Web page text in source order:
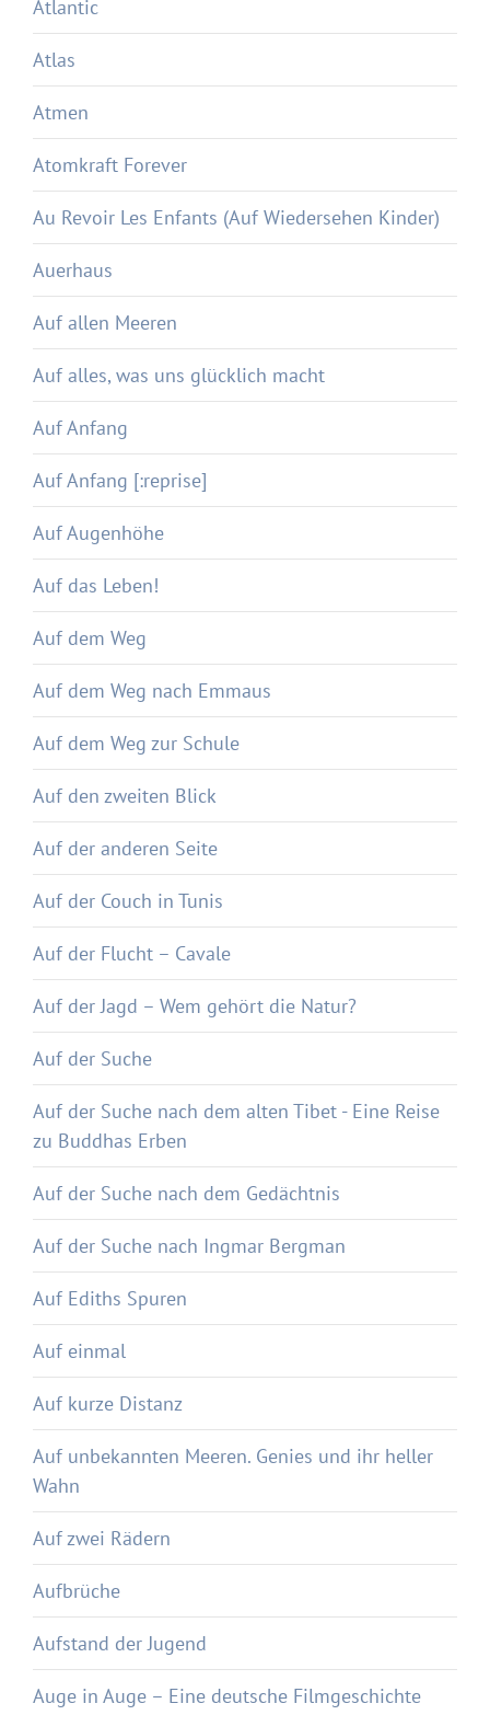
Atlantic
Atlas
Atmen
Atomkraft Forever
Au Revoir Les Enfants (Auf Wiedersehen Kinder)
Auerhaus
Auf allen Meeren
Auf alles, was uns glücklich macht
Auf Anfang
Auf Anfang [:reprise]
Auf Augenhöhe
Auf das Leben!
Auf dem Weg
Auf dem Weg nach Emmaus
Auf dem Weg zur Schule
Auf den zweiten Blick
Auf der anderen Seite
Auf der Couch in Tunis
Auf der Flucht – Cavale
Auf der Jagd – Wem gehört die Natur?
Auf der Suche
Auf der Suche nach dem alten Tibet - Eine Reise
zu Buddhas Erben
Auf der Suche nach dem Gedächtnis
Auf der Suche nach Ingmar Bergman
Auf Ediths Spuren
Auf einmal
Auf kurze Distanz
Auf unbekannten Meeren. Genies und ihr heller
Wahn
Auf zwei Rädern
Aufbrüche
Aufstand der Jugend
Auge in Auge – Eine deutsche Filmgeschichte